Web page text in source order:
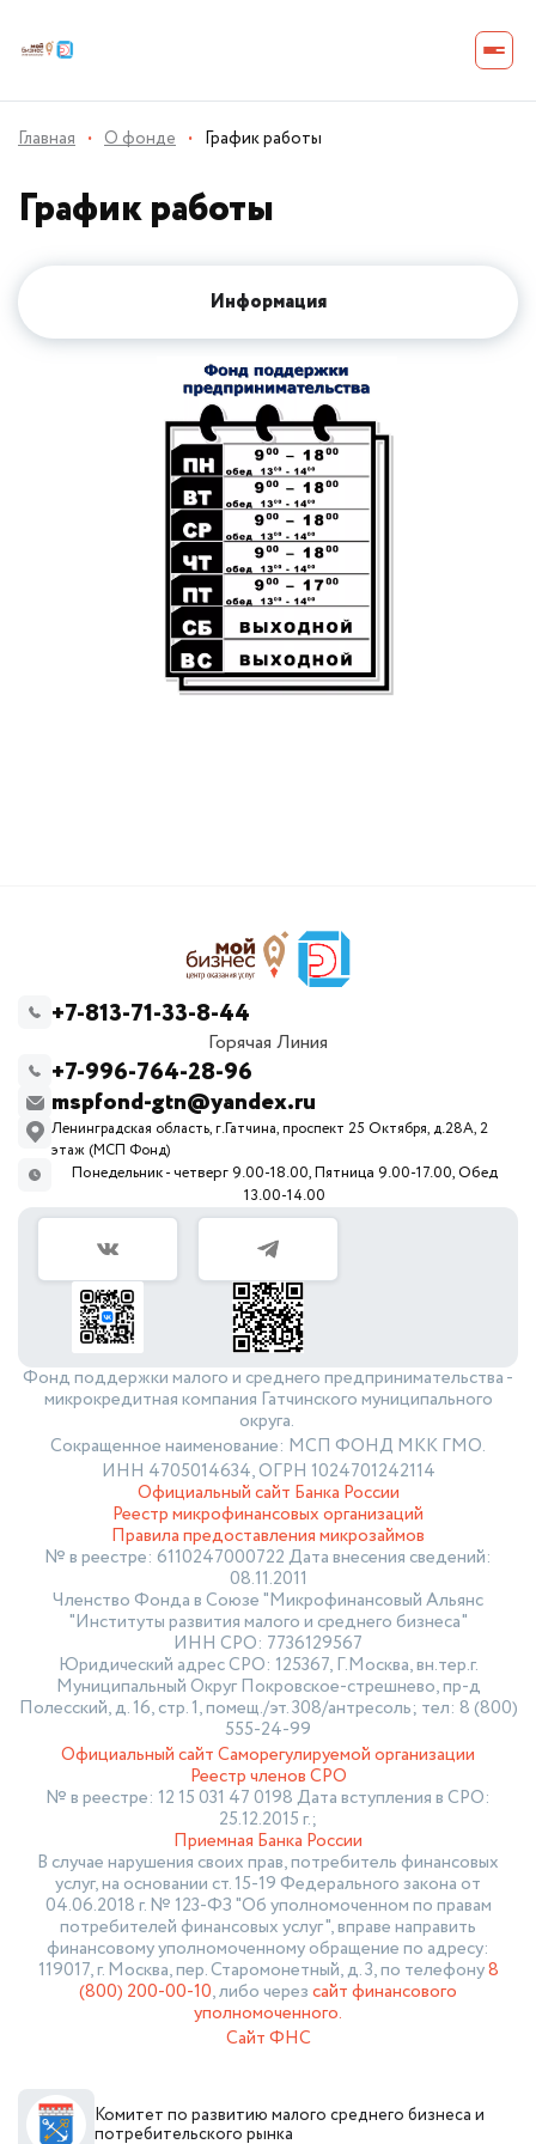
Главная · О фонде · График работы
График работы
Информация
+7-813-71-33-8-44
Горячая Линия
+7-996-764-28-96
mspfond-gtn@yandex.ru
Ленинградская область, г.Гатчина, проспект 25 Октября, д.28А, 2
этаж (МСП Фонд)
Понедельник - четверг 9.00-18.00, Пятница 9.00-17.00, Обед
13.00-14.00
Фонд поддержки малого и среднего предпринимательства -
микрокредитная компания Гатчинского муниципального
округа.
Сокращенное наименование: МСП ФОНД МКК ГМО.
ИНН 4705014634, ОГРН 1024701242114
Официальный сайт Банка России
Реестр микрофинансовых организаций
Правила предоставления микрозаймов
№ в реестре: 6110247000722 Дата внесения сведений:
08.11.2011
Членство Фонда в Союзе "Микрофинансовый Альянс
"Институты развития малого и среднего бизнеса"
ИНН СРО: 7736129567
Юридический адрес СРО: 125367, Г.Москва, вн.тер.г.
Муниципальный Округ Покровское-стрешнево, пр-д
Полесский, д. 16, стр. 1, помещ./эт. 308/антресоль; тел: 8 (800)
555-24-99
Официальный сайт Саморегулируемой организации
Реестр членов СРО
№ в реестре: 12 15 031 47 0198 Дата вступления в СРО:
25.12.2015 г.;
Приемная Банка России
В случае нарушения своих прав, потребитель финансовых
услуг, на основании ст. 15-19 Федерального закона от
04.06.2018 г. № 123-ФЗ "Об уполномоченном по правам
потребителей финансовых услуг", вправе направить
финансовому уполномоченному обращение по адресу:
119017, г. Москва, пер. Старомонетный, д. 3, по телефону8
(800) 200-00-10, либо черезсайт финансового
уполномоченного.
Сайт ФНС
Комитет по развитию малого среднего бизнеса и
потребительского рынка